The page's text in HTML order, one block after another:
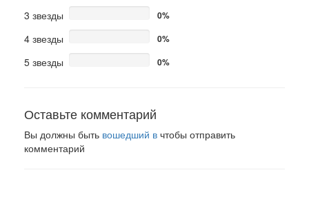
3 звезды 0%
4 звезды 0%
5 звезды 0%
Оставьте комментарий
Вы должны быть вошедший в чтобы отправить
комментарий